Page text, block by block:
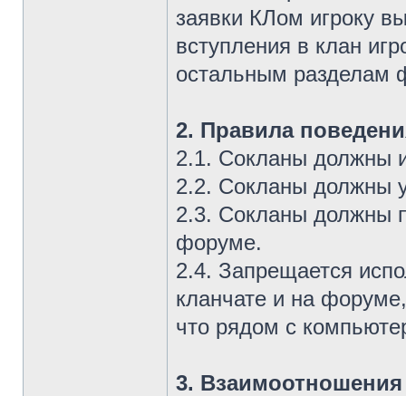
заявки КЛом игроку
вступления в клан
остальным разделам
2. Правила
2.1. Сокланы должны
2.2. Сокланы должны
2.3. Сокланы должны
форуме.
2.4. Запрещается
кланчате и на
что рядом с
3.